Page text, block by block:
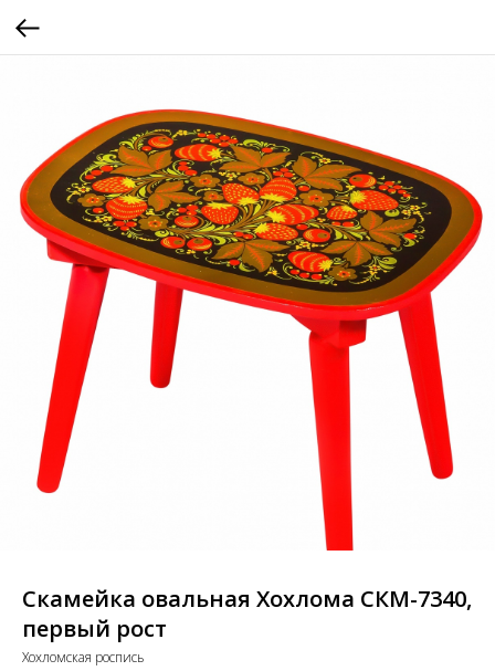
Скамейка овальная Хохлома СКМ-7340,
первый рост
Хохломская роспись